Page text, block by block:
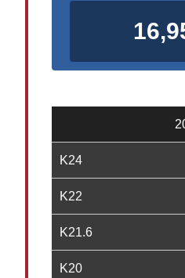
K24
K22
K21.6
K20